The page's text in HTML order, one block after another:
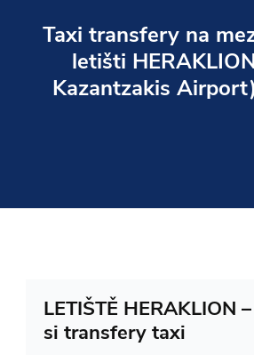
Taxi transfery na
letišti
Kazantzakis
LETIŠTĚ HERAKLION
si transfery taxi